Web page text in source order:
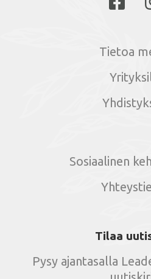
Tietoa
Sosiaalinen
Tilaa
Pysy ajantasalla